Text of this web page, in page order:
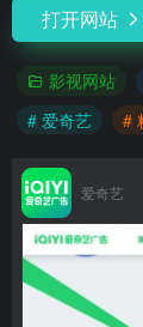
打开网站
影视网站
# 爱奇艺
#
爱奇艺